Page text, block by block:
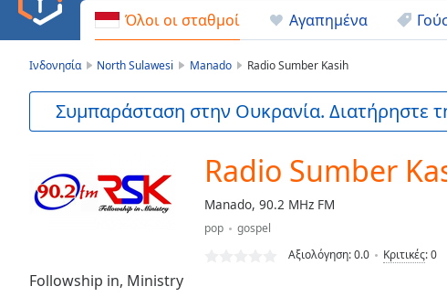
Backward
Skip
Current
0:00
Loaded:
0.00%
Seek to
Όλοι οι σταθμοί Αγαπημένα
Ινδονησία North Sulawesi Manado Radio Sumber Kasih
Συμπαράσταση στην Ουκρανία. Διατήρηστε
Radio Sumber
Manado, 90.2 MHz FM
pop
gospel
Αξιολόγηση:0.0 Κριτικές:0
Followship in, Ministry